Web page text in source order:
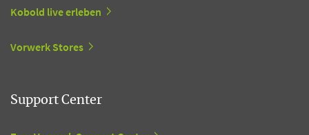
Kobold live erleben
Vorwerk Stores
Support Center